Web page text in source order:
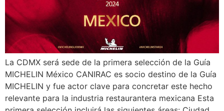
La CDMX será sede de la primera selección de la Guía
MICHELIN México CANIRAC es socio destino de la Guía
MICHELIN y fue actor clave para concretar este hecho
relevante para la industria restaurantera mexicana Esta